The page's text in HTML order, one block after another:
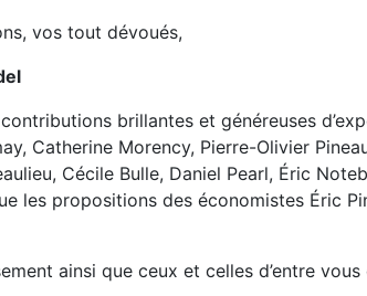
vos tout dévoués,
brillantes et généreuses
Catherine Morency, Pierre-Olivier
Cécile Bulle, Daniel Pearl, Éric
les propositions des économistes Éric
ainsi que ceux et celles d’entre